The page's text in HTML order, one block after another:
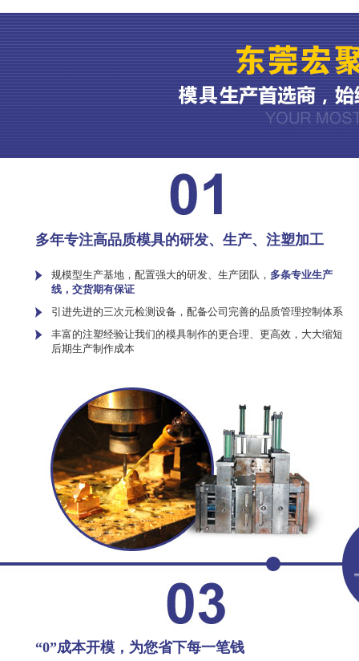
多年专注高品质模具的研发、生产、注塑加工
规模型生产基地，配置强大的研发、生产团队， 多条专业生产
线，交货期有保证
引进先进的三次元检测设备，配备公司完善的品质管理控制体系
丰富的注塑经验让我们的模具制作的更合理、更高效，大大缩短
后期生产制作成本
“0”成本开模，为您省下每一笔钱